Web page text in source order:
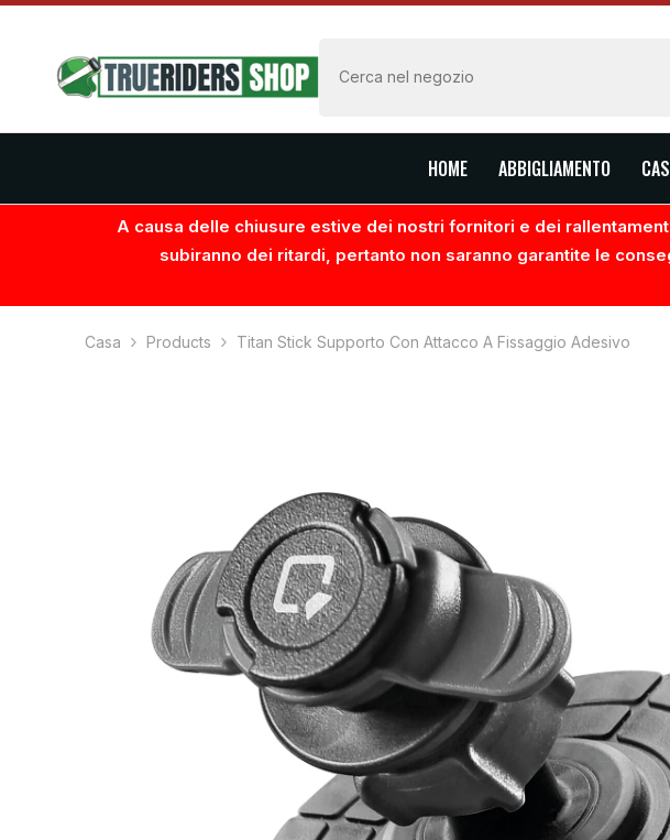
VAI AL CONTENUTO
HOME ABBIGLIAMENTO
A causa delle chiusure estive dei nostri fornitori e dei
subiranno dei ritardi, pertanto non saranno garantite le
Casa Products Titan Stick Supporto Con Attacco A Fissaggio Adesivo